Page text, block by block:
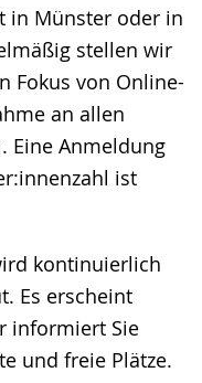
in Münster oder in
stellen wir
Fokus von Online-
an allen
Eine Anmeldung
ist
kontinuierlich
Es erscheint
informiert Sie
und freie Plätze.